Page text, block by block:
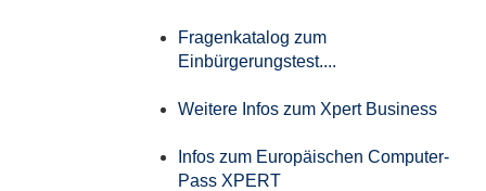
Fragenkatalog zum
Einbürgerungstest....
Weitere Infos zum Xpert Business
Infos zum Europäischen Computer-
Pass XPERT